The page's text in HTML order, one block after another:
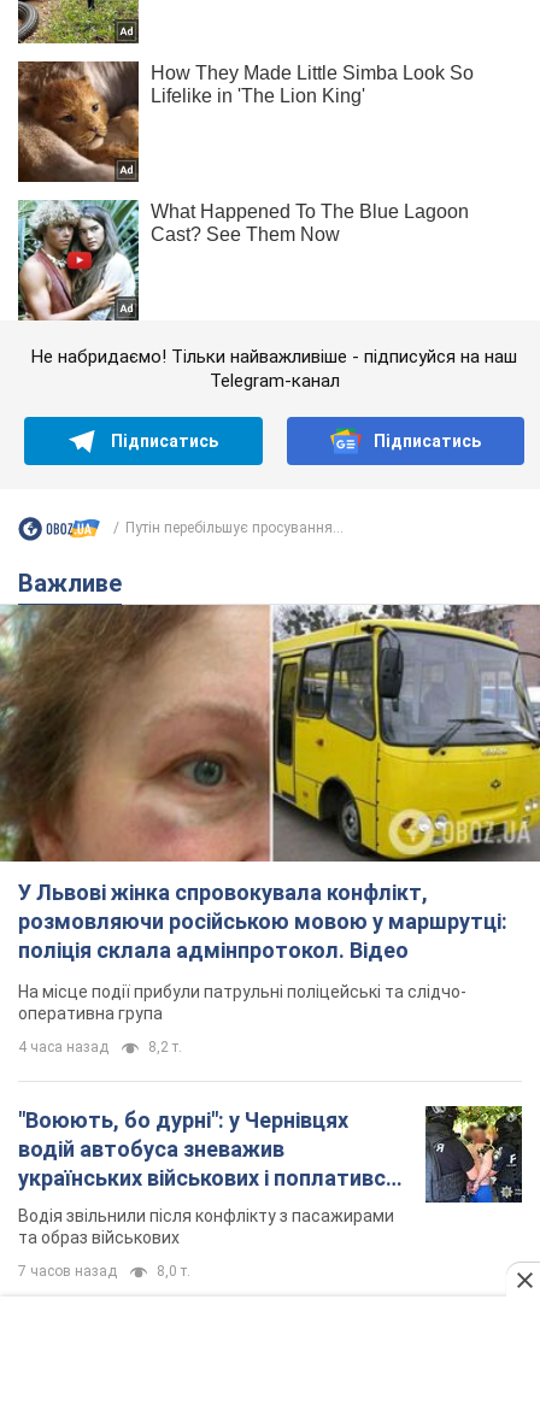
Не набридаємо! Тільки найважливіше - підписуйся на наш
Telegram-канал
Підписатись Підписатись
Путін перебільшує просування...
Важливе
У Львові жінка спровокувала конфлікт,
розмовляючи російською мовою у маршрутці:
поліція склала адмінпротокол. Відео
На місце події прибули патрульні поліцейські та слідчо-
оперативна група
4 часа назад 8,2 т.
"Воюють, бо дурні": у Чернівцях
водій автобуса зневажив
українських військових і поплатився.
Відео
Водія звільнили після конфлікту з пасажирами
та образ військових
7 часов назад 8,0 т.